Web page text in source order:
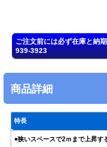
商品詳細
特長
●狭いスペースで2ｍまで上昇す